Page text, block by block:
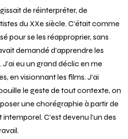
de réinterpréter, de
du XXe siècle. C’était comme
pour se les réapproprier, sans
demandé d’apprendre les
eu un grand déclic en me
en visionnant les films. J’ai
le geste de tout contexte, on
une chorégraphie à partir de
C’est devenu l’un des